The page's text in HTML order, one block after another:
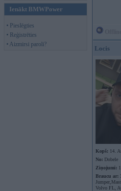
Ienākt BMWPower
• Pieslēgties
• Reģistrēties
• Aizmirsi paroli?
Locis
Kopš: 14.
No: Dobele
Ziņojumi:
Braucu ar:
Volvo FL,